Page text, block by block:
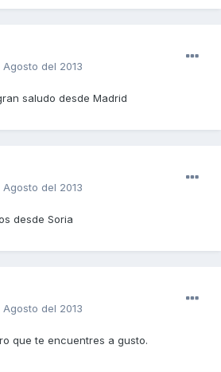
Agosto del 2013
saludo desde Madrid
Agosto del 2013
desde Soria
Agosto del 2013
que te encuentres a gusto.